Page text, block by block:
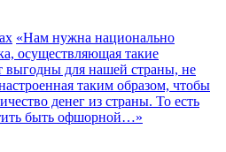
«Нам нужна национально
осуществляющая такие
выгодны для нашей страны, не
таким образом, чтобы
денег из страны. То есть
быть офшорной…»